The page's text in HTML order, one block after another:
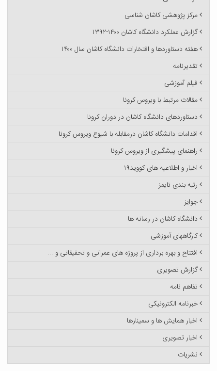
مرکز پژوهشی کاشان شناسی
گزارش عملکرد دانشگاه کاشان ۱۴۰۰-۱۳۹۲
هفته دستاوردها و افتخارات دانشگاه کاشان سال ۱۴۰۰
تقدیرنامه
فیلم آموزشی
مقالات مرتبط با ویروس کرونا
دستاوردهای دانشگاه کاشان در دوران کرونا
اقدامات دانشگاه کاشان درمقابله با شیوع ویروس کرونا
راهنمای پیشگیری از ویروس کرونا
اخبار و اطلاعیه های کووید۱۹
رتبه بندی تایمز
جوایز
دانشگاه کاشان در رسانه ها
کارگاههای آموزشی
افتتاح و بهره برداری از پروژه های عمرانی و تحقیقاتی و ...
گزارش تصویری
تفاهم نامه
خبرنامه الکترونیکی
اخبار همایش ها و سمینارها
اخبار تصویری
نشریات